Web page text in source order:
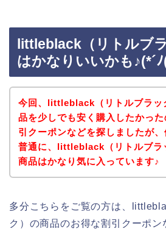
littleblack（リトルブ
はかなりいいかも♪(*´
今回、littleblack（リトルブラッ
品を少しでも安く購入したかった
引クーポンなどを探しましたが、
普通に、littleblack（リトルブラ
商品はかなり気に入っています♪
多分こちらをご覧の方は、
ク）の商品のお得な割引クーポン